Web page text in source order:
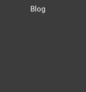
Blog